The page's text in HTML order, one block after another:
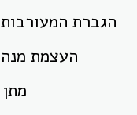
הגברת
העצמת